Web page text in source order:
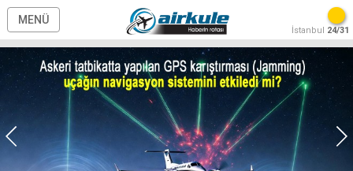
MENÜ
İstanbul 24/31